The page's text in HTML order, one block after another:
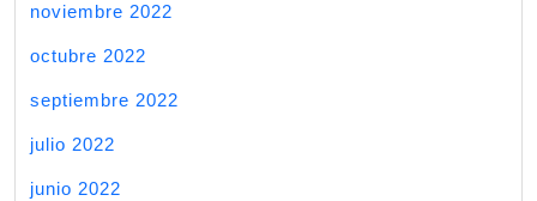
noviembre 2022
octubre 2022
septiembre 2022
julio 2022
junio 2022